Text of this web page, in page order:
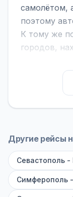
самолётом,
поэтому
К тому же
городов,
На нашем
сравнить
Если важна
комфорт —
дорога
По
Другие рейсы
Севастополь -
Симферополь